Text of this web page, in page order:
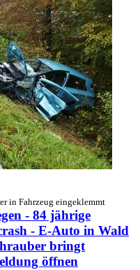
in Fahrzeug eingeklemmt
- 84 jährige
- E-Auto in Wald
bringt
öffnen